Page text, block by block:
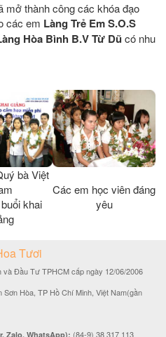
mở thành công các khóa đạo
các em Làng Trẻ Em S.O.S
Hòa Bình B.V Từ Dũ có nhu
bà Việt
khai
Các em học viên đáng
yêu
Tươi
và Đầu Tư TPHCM cấp ngày 12/06/2006
Hòa, TP Hồ Chí Minh, Việt Nam(gần
Zalo, WhatsApp): (84-9) 38 317 113